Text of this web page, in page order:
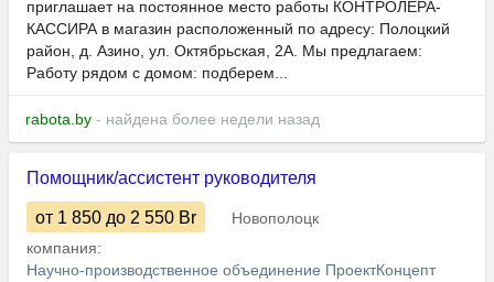
приглашает на постоянное место работы КОНТРОЛЕРА-
КАССИРА в магазин расположенный по адресу: Полоцкий
район, д. Азино, ул. Октябрьская, 2А. Мы предлагаем:
Работу рядом с домом: подберем...
rabota.by - найдена более недели назад
Помощник/ассистент руководителя
от 1 850 до 2 550 Br
Новополоцк
компания:
Научно-производственное объединение ПроектКонцепт